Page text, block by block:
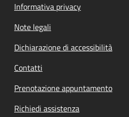
Informativa privacy
Note legali
Dichiarazione di accessibilità
Contatti
Prenotazione appuntamento
Richiedi assistenza